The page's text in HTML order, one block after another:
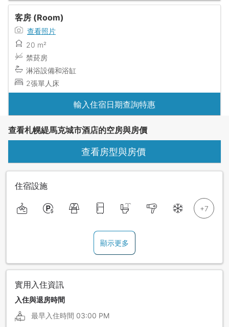
客房 (Room)
查看照片
20 m²
禁菸房
淋浴設備和浴缸
2張單人床
輸入住宿日期查詢特惠
查看札幌緹馬克城市酒店的空房與房價
查看房型與房價
住宿設施
顯示更多
實用入住資訊
入住與退房時間
最早入住時間 03:00 PM